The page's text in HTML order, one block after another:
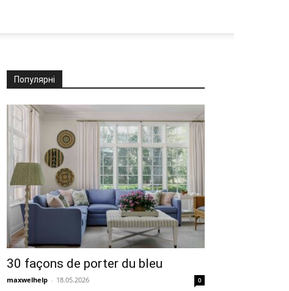
Популярні
30 façons de porter du bleu
maxwelhelp - 18.05.2026 0